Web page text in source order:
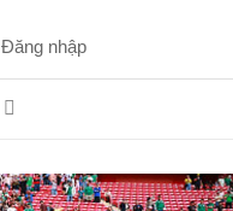
Đăng nhập